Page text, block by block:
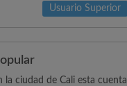
Usuario Superior
ciudad de Cali esta cuenta